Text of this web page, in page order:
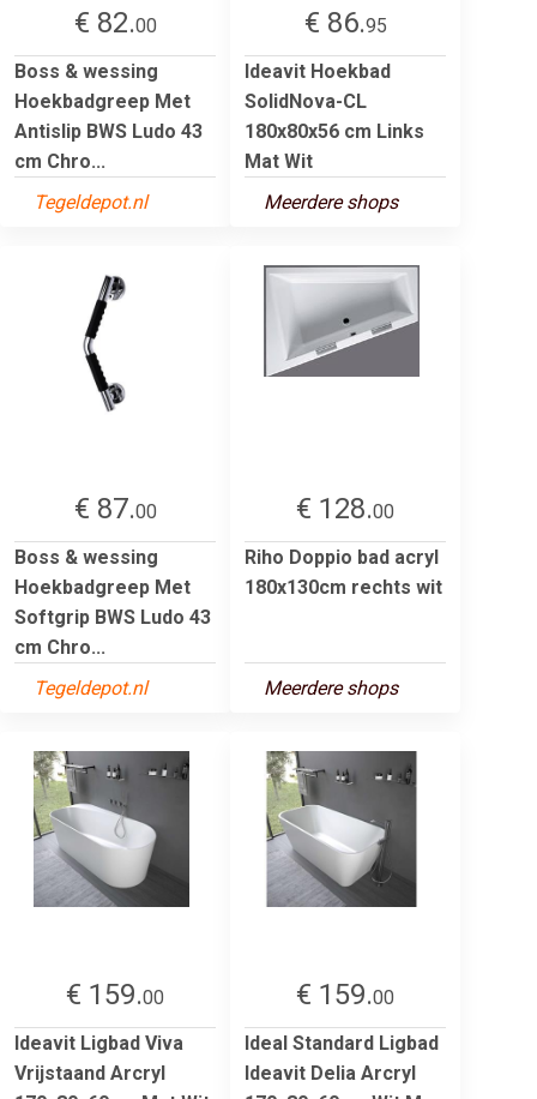
€ 82.00
Boss & wessing
Hoekbadgreep Met
Antislip BWS Ludo 43
cm Chro...
Tegeldepot.nl
€ 86.95
Ideavit Hoekbad
SolidNova-CL
180x80x56 cm Links
Mat Wit
Meerdere shops
€ 87.00
Boss & wessing
Hoekbadgreep Met
Softgrip BWS Ludo 43
cm Chro...
Tegeldepot.nl
€ 128.00
Riho Doppio bad acryl
180x130cm rechts wit
Meerdere shops
€ 159.00
Ideavit Ligbad Viva
Vrijstaand Arcryl
€ 159.00
Ideal Standard Ligbad
Ideavit Delia Arcryl